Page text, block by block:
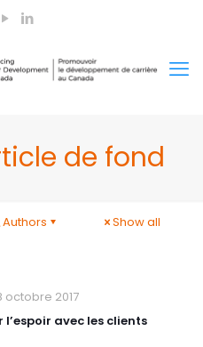
de fond
Authors Show all
octobre 2017
avec les clients